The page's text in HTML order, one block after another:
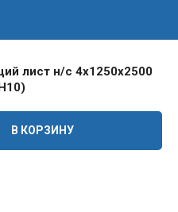
лист н/с 4х1250х2500
В КОРЗИНУ